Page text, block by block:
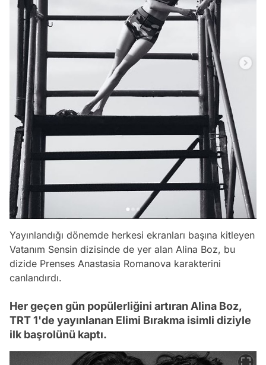
Yayınlandığı dönemde herkesi ekranları başına kitleyen
Vatanım Sensin dizisinde de yer alan Alina Boz, bu
dizide Prenses Anastasia Romanova karakterini
canlandırdı.
Her geçen gün popülerliğini artıran Alina Boz,
TRT 1'de yayınlanan Elimi Bırakma isimli diziyle
ilk başrolünü kaptı.